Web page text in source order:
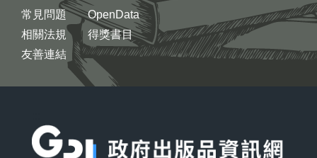
常見問題
相關法規
友善連結
OpenData
得獎書目